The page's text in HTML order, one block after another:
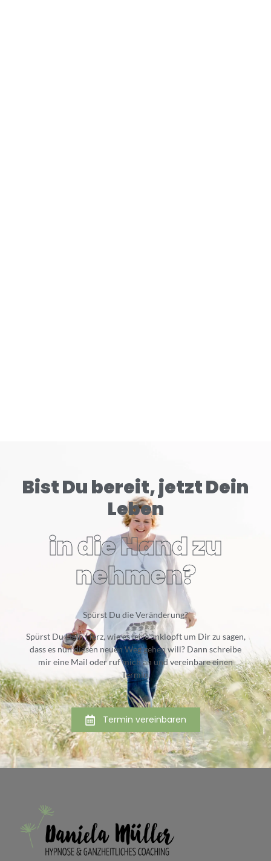
Bist Du bereit, jetzt Dein
Leben
in die Hand zu
nehmen?
Spürst Du die Veränderung?
Spürst Du Dein Herz, wie es leise anklopft um Dir zu sagen,
dass es nun diesen neuen Weg gehen will? Dann schreibe
mir eine Mail oder ruf mich an und vereinbare einen
Termin.
Termin vereinbaren